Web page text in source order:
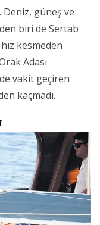
Deniz, güneş ve
biri de Sertab
kesmeden
Adası
vakit geçiren
kaçmadı.